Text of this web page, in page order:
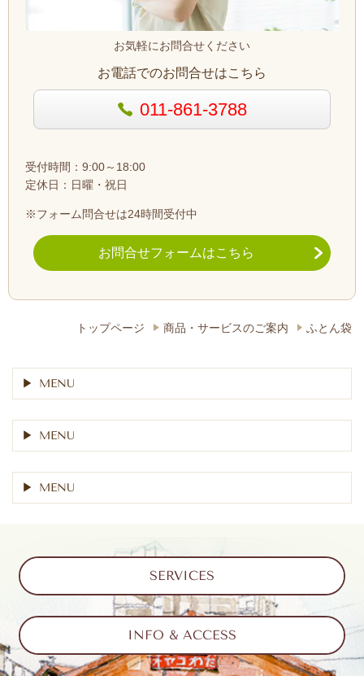
お気軽にお問合せください
お電話でのお問合せはこちら
011-861-3788
受付時間：9:00～18:00
定休日：日曜・祝日
※フォーム問合せは24時間受付中
お問合せフォームはこちら
トップページ 商品・サービスのご案内 ふとん袋
MENU
MENU
MENU
SERVICES
INFO & ACCESS